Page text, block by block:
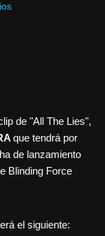
de "All The Lies",
que tendrá por
de lanzamiento
Blinding Force
el siguiente: